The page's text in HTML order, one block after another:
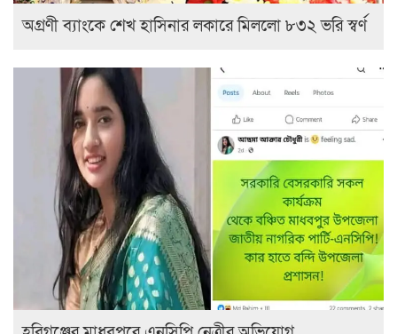
অগ্রণী ব্যাংকে শেখ হাসিনার লকারে মিললো ৮৩২ ভরি স্বর্ণ